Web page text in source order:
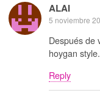
ALAI
5 noviembre
Después de
hoygan
Reply